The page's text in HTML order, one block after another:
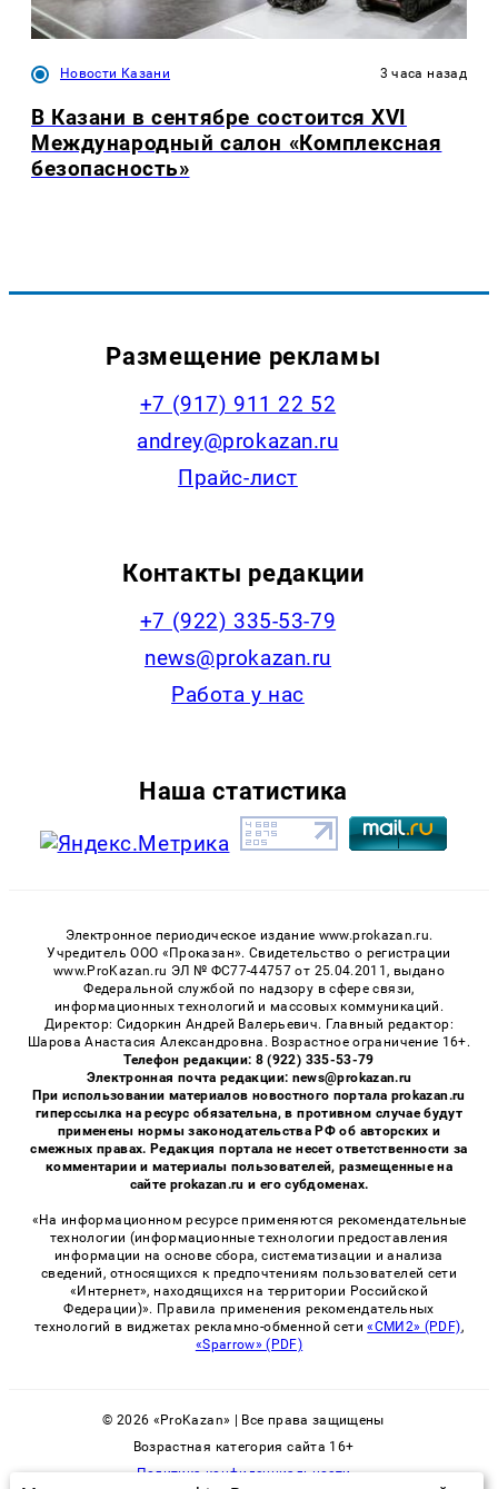
Новости Казани 3 часа назад
В Казани в сентябре состоится XVI
Международный салон «Комплексная
безопасность»
Размещение рекламы
+7 (917) 911 22 52
andrey@prokazan.ru
Прайс-лист
Контакты редакции
+7 (922) 335-53-79
news@prokazan.ru
Работа у нас
Наша статистика
Электронное периодическое издание www.prokazan.ru.
Учредитель ООО «Проказан». Cвидетельство о регистрации
www.ProKazan.ru ЭЛ № ФС77-44757 от 25.04.2011, выдано
Федеральной службой по надзору в сфере связи,
информационных технологий и массовых коммуникаций.
Директор: Сидоркин Андрей Валерьевич. Главный редактор:
Шарова Анастасия Александровна. Возрастное ограничение 16+.
Телефон редакции: 8 (922) 335-53-79
Электронная почта редакции: news@prokazan.ru
При использовании материалов новостного портала prokazan.ru
гиперссылка на ресурс обязательна, в противном случае будут
применены нормы законодательства РФ об авторских и
смежных правах. Редакция портала не несет ответственности за
комментарии и материалы пользователей, размещенные на
сайте prokazan.ru и его субдоменах.
«На информационном ресурсе применяются рекомендательные
технологии (информационные технологии предоставления
информации на основе сбора, систематизации и анализа
сведений, относящихся к предпочтениям пользователей сети
«Интернет», находящихся на территории Российской
Федерации)». Правила применения рекомендательных
технологий в виджетах рекламно-обменной сети«СМИ2» (PDF),
«Sparrow» (PDF)
© 2026 «ProKazan» | Все права защищены
Возрастная категория сайта 16+
Политика конфиденциальности